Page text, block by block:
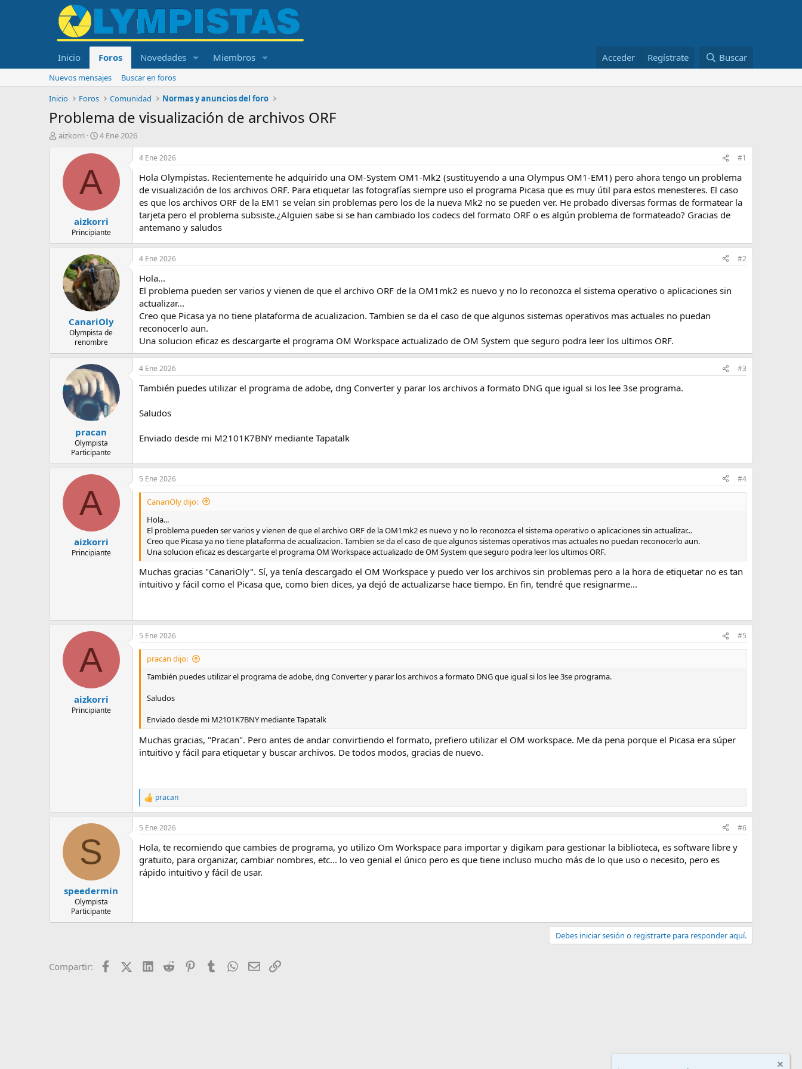
Inicio Foros Novedades Miembros Acceder Regístrate Buscar
Nuevos mensajes
Buscar en foros
Inicio
Foros Comunidad Normas y anuncios del foro
Problema de visualización de archivos ORF
I
e
m
aizkorri
F
c
d
i
n
i
c
i
o
4 Ene 2026
A
aizkorri
Principiante
4 Ene 2026 #1
Hola Olympistas. Recientemente he adquirido una OM-System OM1-Mk2 (sustituyendo a una Olympus OM1-EM1) pero ahora tengo un problema
de visualización de los archivos ORF. Para etiquetar las fotografías siempre uso el programa Picasa que es muy útil para estos menesteres. El caso
es que los archivos ORF de la EM1 se veían sin problemas pero los de la nueva Mk2 no se pueden ver. He probado diversas formas de formatear la
tarjeta pero el problema subsiste.¿Alguien sabe si se han cambiado los codecs del formato ORF o es algún problema de formateado? Gracias de
antemano y saludos
CanariOly
Olympista de
renombre
4 Ene 2026 #2
Hola...
El problema pueden ser varios y vienen de que el archivo ORF de la OM1mk2 es nuevo y no lo reconozca el sistema operativo o aplicaciones sin
actualizar...
Creo que Picasa ya no tiene plataforma de acualizacion. Tambien se da el caso de que algunos sistemas operativos mas actuales no puedan
reconocerlo aun.
Una solucion eficaz es descargarte el programa OM Workspace actualizado de OM System que seguro podra leer los ultimos ORF.
pracan
Olympista
Participante
4 Ene 2026 #3
También puedes utilizar el programa de adobe, dng Converter y parar los archivos a formato DNG que igual si los lee 3se programa.
Saludos
Enviado desde mi M2101K7BNY mediante Tapatalk
A
aizkorri
Principiante
5 Ene 2026 #4
CanariOly dijo:
Hola...
El problema pueden ser varios y vienen de que el archivo ORF de la OM1mk2 es nuevo y no lo reconozca el sistema operativo o aplicaciones sin actualizar...
Creo que Picasa ya no tiene plataforma de acualizacion. Tambien se da el caso de que algunos sistemas operativos mas actuales no puedan reconocerlo aun.
Una solucion eficaz es descargarte el programa OM Workspace actualizado de OM System que seguro podra leer los ultimos ORF.
Muchas gracias "CanariOly". Sí, ya tenía descargado el OM Workspace y puedo ver los archivos sin problemas pero a la hora de etiquetar no es tan
intuitivo y fácil como el Picasa que, como bien dices, ya dejó de actualizarse hace tiempo. En fin, tendré que resignarme...
A
aizkorri
Principiante
5 Ene 2026 #5
pracan dijo:
También puedes utilizar el programa de adobe, dng Converter y parar los archivos a formato DNG que igual si los lee 3se programa.
Saludos
Enviado desde mi M2101K7BNY mediante Tapatalk
Muchas gracias, "Pracan". Pero antes de andar convirtiendo el formato, prefiero utilizar el OM workspace. Me da pena porque el Picasa era súper
intuitivo y fácil para etiquetar y buscar archivos. De todos modos, gracias de nuevo.
R
e
a
c
i
o
n
e
pracan
S
speedermin
Olympista
Participante
5 Ene 2026 #6
Hola, te recomiendo que cambies de programa, yo utilizo Om Workspace para importar y digikam para gestionar la biblioteca, es software libre y
gratuito, para organizar, cambiar nombres, etc... lo veo genial el único pero es que tiene incluso mucho más de lo que uso o necesito, pero es
rápido intuitivo y fácil de usar.
Debes iniciar sesión o registrarte para responder aquí.
Compartir: FacebookX (Twitter)
LinkedIn
Reddit PinterestTumblrWhatsApp
EmailEnlace